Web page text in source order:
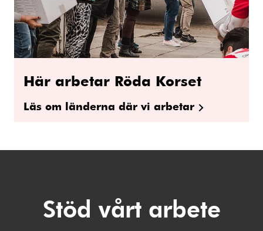
Här arbetar Röda Korset
Läs om länderna där vi arbetar
Stöd vårt arbete